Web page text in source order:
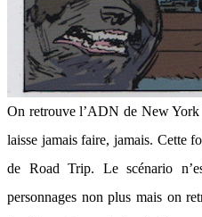
On retrouve l’ADN de New York
laisse jamais faire, jamais. Cette
de Road Trip. Le scénario
personnages non plus mais on